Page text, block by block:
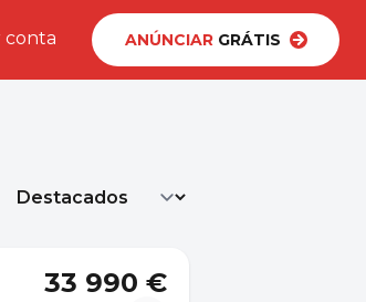
conta ANÚNCIARGRÁTIS
33 990 €